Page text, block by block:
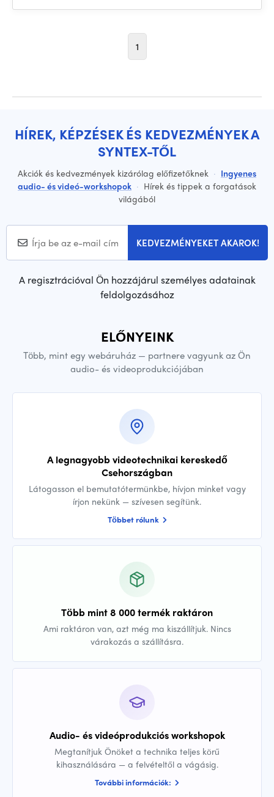
1
HÍREK, KÉPZÉSEK ÉS KEDVEZMÉNYEK A
SYNTEX-TŐL
Akciók és kedvezmények kizárólag előfizetőknek · Ingyenes
audio- és videó-workshopok · Hírek és tippek a forgatások
világából
KEDVEZMÉNYEKET AKAROK!
A regisztrációval Ön hozzájárul személyes adatainak
feldolgozásához
ELŐNYEINK
Több, mint egy webáruház — partnere vagyunk az Ön
audio- és videoprodukciójában
A legnagyobb videotechnikai kereskedő
Csehországban
Látogasson el bemutatótermünkbe, hívjon minket vagy
írjon nekünk — szívesen segítünk.
Többet rólunk
Több mint 8 000 termék raktáron
Ami raktáron van, azt még ma kiszállítjuk. Nincs
várakozás a szállításra.
Audio- és videóprodukciós workshopok
Megtanítjuk Önöket a technika teljes körű
kihasználására — a felvételtől a vágásig.
További információk: